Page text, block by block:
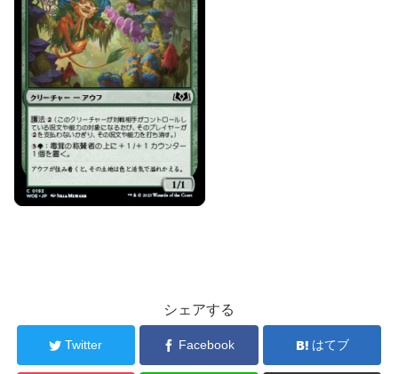
シェアする
Twitter Facebook はてブ